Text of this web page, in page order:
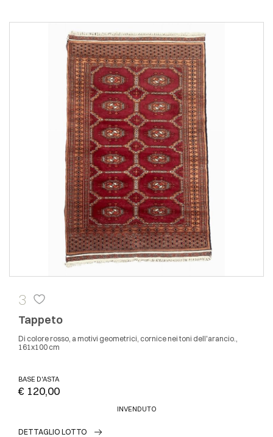
3
Tappeto
Di colore rosso, a motivi geometrici, cornice nei toni dell'arancio.,
161x100 cm
BASE D'ASTA
€ 120,00
INVENDUTO
DETTAGLIO LOTTO